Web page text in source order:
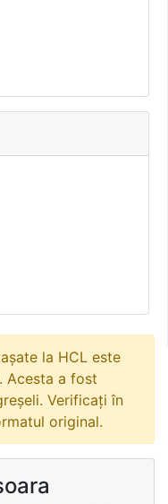
la HCL este
Acesta a fost
Verificați în
original.